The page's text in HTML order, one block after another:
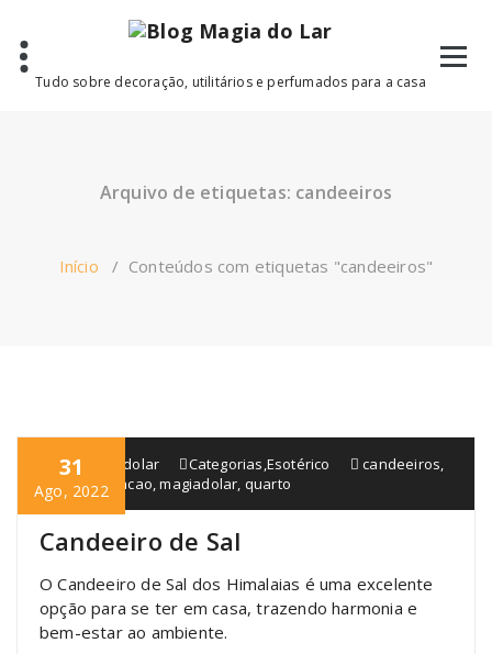
conteúdoTudo sobre decoração, utilitários e perfumados para a casa
Arquivo de etiquetas: candeeiros
Início / Conteúdos com etiquetas "candeeiros"
31
Ago, 2022
blogmagiadolar Categorias Esotérico candeeiros
casa ,decoracao ,magiadolar quarto
Candeeiro de Sal
O Candeeiro de Sal dos Himalaias é uma excelente
opção para se ter em casa, trazendo harmonia e
bem-estar ao ambiente.